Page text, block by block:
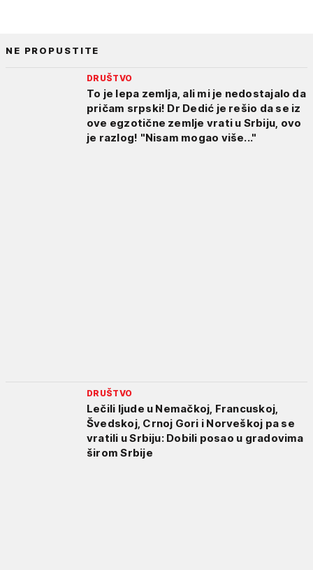
NE PROPUSTITE
DRUŠTVO
To je lepa zemlja, ali mi je nedostajalo da
pričam srpski! Dr Dedić je rešio da se iz
ove egzotične zemlje vrati u Srbiju, ovo
je razlog! "Nisam mogao više..."
DRUŠTVO
Lečili ljude u Nemačkoj, Francuskoj,
Švedskoj, Crnoj Gori i Norveškoj pa se
vratili u Srbiju: Dobili posao u gradovima
širom Srbije